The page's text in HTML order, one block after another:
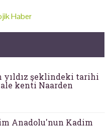
yıldız şeklindeki tarihi
kenti Naarden
Anadolu'nun Kadim